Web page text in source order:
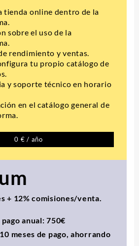
tienda online dentro de la
sobre el uso de la
rendimiento y ventas.
tu propio catálogo de
y soporte técnico en horario
en el catálogo general de
0 € / año
+ 12% comisiones/venta.
anual: 750€
meses de pago, ahorrando